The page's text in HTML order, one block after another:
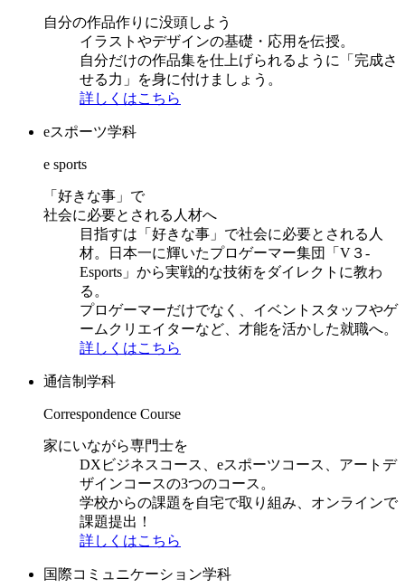
自分の作品作りに没頭しよう
イラストやデザインの基礎・応用を伝授。
自分だけの作品集を仕上げられるように「完成さ
せる力」を身に付けましょう。
詳しくはこちら
eスポーツ学科
e sports
「好きな事」で
社会に必要とされる人材へ
目指すは「好きな事」で社会に必要とされる人
材。日本一に輝いたプロゲーマー集団「V３-
Esports」から実戦的な技術をダイレクトに教わ
る。
プロゲーマーだけでなく、イベントスタッフやゲ
ームクリエイターなど、才能を活かした就職へ。
詳しくはこちら
通信制学科
Correspondence Course
家にいながら専門士を
DXビジネスコース、eスポーツコース、アートデ
ザインコースの3つのコース。
学校からの課題を自宅で取り組み、オンラインで
課題提出！
詳しくはこちら
国際コミュニケーション学科